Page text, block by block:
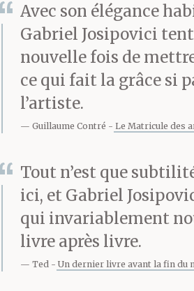
— C’est la fin de
Il a soixante-et-
soixante-deux
perdu les deux
personnes qui
occupaient une
centrale dans sa
son frère
sa mère
dominatrice.
Avec son élégance
Gabriel Josipovici
nouvelle fois de
ce qui fait la grâce si
l’artiste.
Guillaume Contré Le Matricule des
Tout n’est que
ici, et Gabriel
qui invariablement
livre après livre.
Ted Un dernier livre avant la fin du